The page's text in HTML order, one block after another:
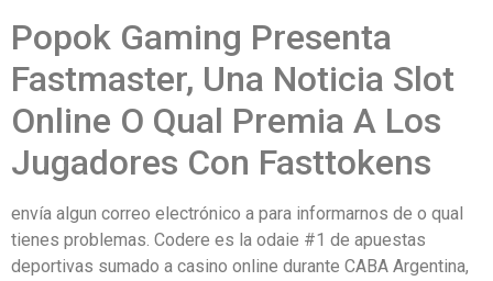
Popok Gaming Presenta
Fastmaster, Una Noticia Slot
Online O Qual Premia A Los
Jugadores Con Fasttokens
envía algun correo electrónico a para informarnos de o qual
tienes problemas. Codere es la odaie #1 de apuestas
deportivas sumado a casino online durante CABA Argentina,